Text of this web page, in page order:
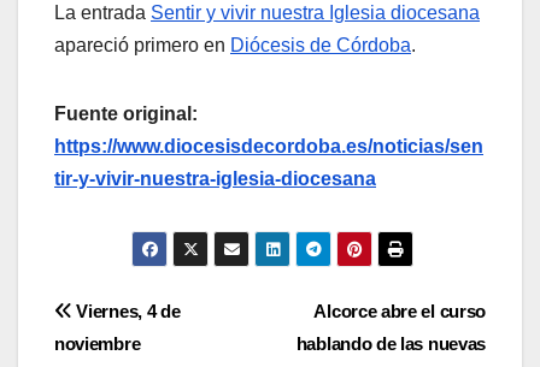
La entrada Sentir y vivir nuestra Iglesia diocesana
apareció primero en Diócesis de Córdoba.
Fuente original:
https://www.diocesisdecordoba.es/noticias/sen
tir-y-vivir-nuestra-iglesia-diocesana
Navegación
Alcorce abre el curso
hablando de las nuevas
Viernes, 4 de
noviembre